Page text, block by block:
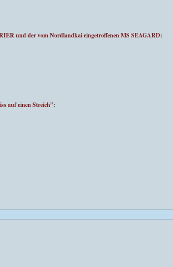
und der vom Nordlandkai eingetroffenen MS SEAGARD:
auf einen Streich”: